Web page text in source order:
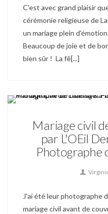
C'est avec grand plaisir
cérémonie religieuse de
un mariage plein
Beaucoup de joie et de
bien sûr ! La fê[...]
Mariage civil
par L'OEil
Photographe
J'ai été leur photographe
mariage civil avant de